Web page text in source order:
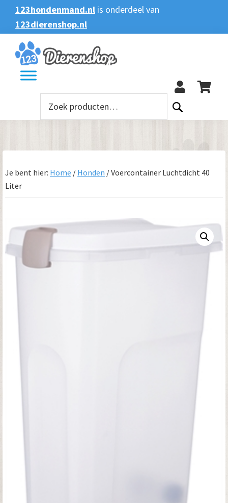
Spring
naar
de
hoofdnavigatie
Door
naar
de
hoofd
inhoud
Spring
naar
de
voettekst
123hondenmand.nl is onderdeel van
123dierenshop.nl
Zoeken
Zoeken
naar:
Je bent hier: Home / Honden /Voercontainer Luchtdicht 40
Liter